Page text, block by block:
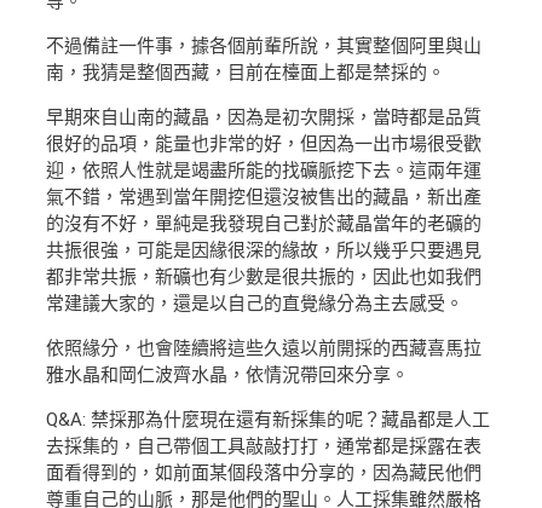
不過備註一件事，據各個前輩所說，其實整個阿里與山
南，我猜是整個西藏，目前在檯面上都是禁採的。
早期來自山南的藏晶，因為是初次開採，當時都是品質
很好的品項，能量也非常的好，但因為一出市場很受歡
迎，依照人性就是竭盡所能的找礦脈挖下去。這兩年運
氣不錯，常遇到當年開挖但還沒被售出的藏晶，新出產
的沒有不好，單純是我發現自己對於藏晶當年的老礦的
共振很強，可能是因緣很深的緣故，所以幾乎只要遇見
都非常共振，新礦也有少數是很共振的，因此也如我們
常建議大家的，還是以自己的直覺緣分為主去感受。
依照緣分，也會陸續將這些久遠以前開採的西藏喜馬拉
雅水晶和岡仁波齊水晶，依情況帶回來分享。
Q&A: 禁採那為什麼現在還有新採集的呢？藏晶都是人工
去採集的，自己帶個工具敲敲打打，通常都是採露在表
面看得到的，如前面某個段落中分享的，因為藏民他們
尊重自己的山脈，那是他們的聖山。人工採集雖然嚴格